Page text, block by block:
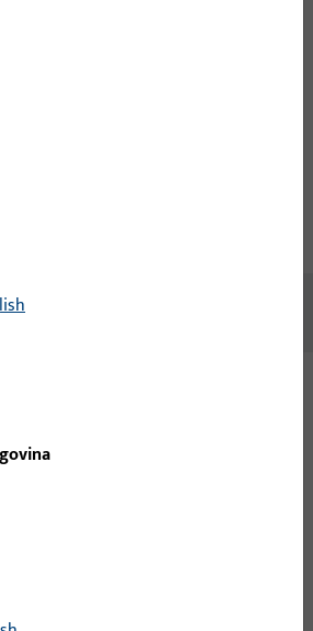
k dispozici následující varianty: